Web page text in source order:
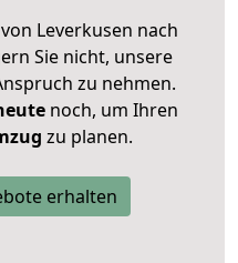
Leverkusen nach
Sie nicht, unsere
zu nehmen.
noch, um Ihren
zu planen.
erhalten